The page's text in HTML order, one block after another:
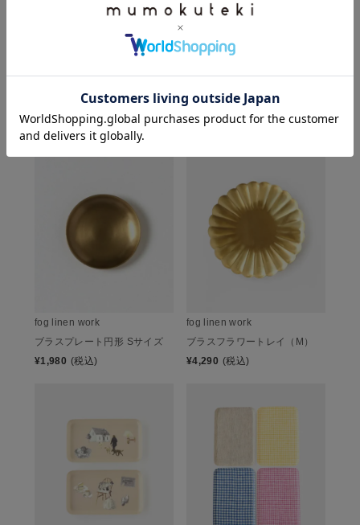
CHECKED ITEM
この商品を見た人は、こちらもチェックしています
fog linen work
ブラスプレート円形 Sサイズ
¥1,980 (税込)
fog linen work
ブラスフラワートレイ（M）
¥4,290 (税込)